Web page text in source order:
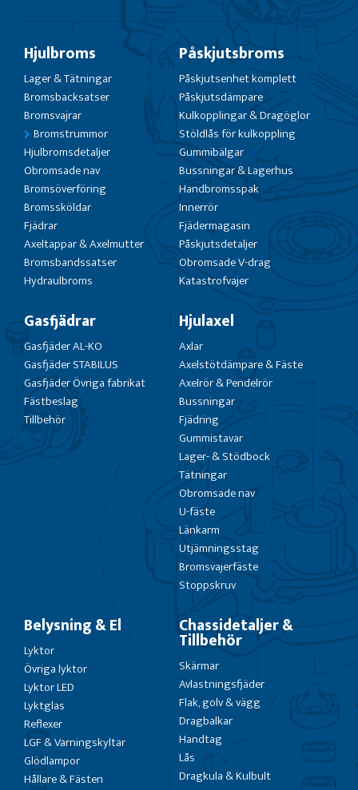
Hjulbroms
Lager & Tätningar
Bromsbacksatser
Bromsvajrar
Bromstrummor
Hjulbromsdetaljer
Obromsade nav
Bromsöverföring
Bromssköldar
Fjädrar
Axeltappar & Axelmutter
Bromsbandssatser
Hydraulbroms
Påskjutsbroms
Påskjutsenhet komplett
Påskjutsdämpare
Kulkopplingar & Dragöglor
Stöldlås för kulkoppling
Gummibälgar
Bussningar & Lagerhus
Handbromsspak
Innerrör
Fjädermagasin
Påskjutsdetaljer
Obromsade V-drag
Katastrofvajer
Gasfjädrar
Gasfjäder AL-KO
Gasfjäder STABILUS
Gasfjäder Övriga fabrikat
Fästbeslag
Tillbehör
Hjulaxel
Axlar
Axelstötdämpare & Fäste
Axelrör & Pendelrör
Bussningar
Fjädring
Gummistavar
Lager- & Stödbock
Tätningar
Obromsade nav
U-fäste
Länkarm
Utjämningsstag
Bromsvajerfäste
Stoppskruv
Belysning & El
Lyktor
Övriga lyktor
Lyktor LED
Lyktglas
Reflexer
LGF & Varningskyltar
Glödlampor
Hållare & Fästen
Chassidetaljer &
Tillbehör
Skärmar
Avlastningsfjäder
Flak, golv & vägg
Dragbalkar
Handtag
Lås
Dragkula & Kulbult